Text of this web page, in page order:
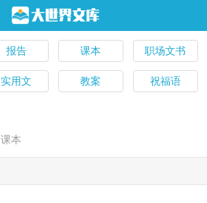
报告 课本 职场文书
实用文 教案 祝福语
课本